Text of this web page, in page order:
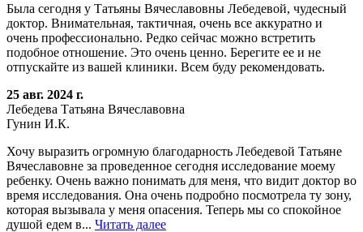
Была сегодня у Татьяны Вячеславовны Лебедевой, чудесный
доктор. Внимательная, тактичная, очень все аккуратно и
очень профессионально. Редко сейчас можно встретить
подобное отношение. Это очень ценно. Берегите ее и не
отпускайте из вашей клиники. Всем буду рекомендовать.
25 авг. 2024 г.
Лебедева Татьяна Вячеславовна
Гунин И.К.
Хочу выразить огромную благодарность Лебедевой Татьяне
Вячеславовне за проведенное сегодня исследование моему
ребенку. Очень важно понимать для меня, что видит доктор во
время исследования. Она очень подробно посмотрела ту зону,
которая вызывала у меня опасения. Теперь мы со спокойное
душой едем в... Читать далее